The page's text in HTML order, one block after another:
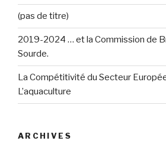
(pas de titre)
2019-2024 … et la Commission de
Sourde.
La Compétitivité du Secteur
L’aquaculture
ARCHIVES